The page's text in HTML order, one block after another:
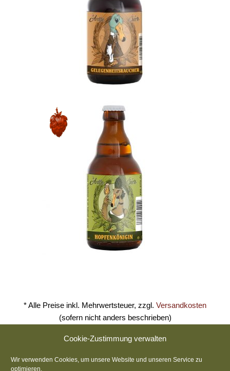
Cookie-Zustimmung verwalten
Wir verwenden Cookies, um unsere Website und unseren Service zu
optimieren.
* Alle Preise inkl. Mehrwertsteuer, zzgl. Versandkosten
(sofern nicht anders beschrieben)